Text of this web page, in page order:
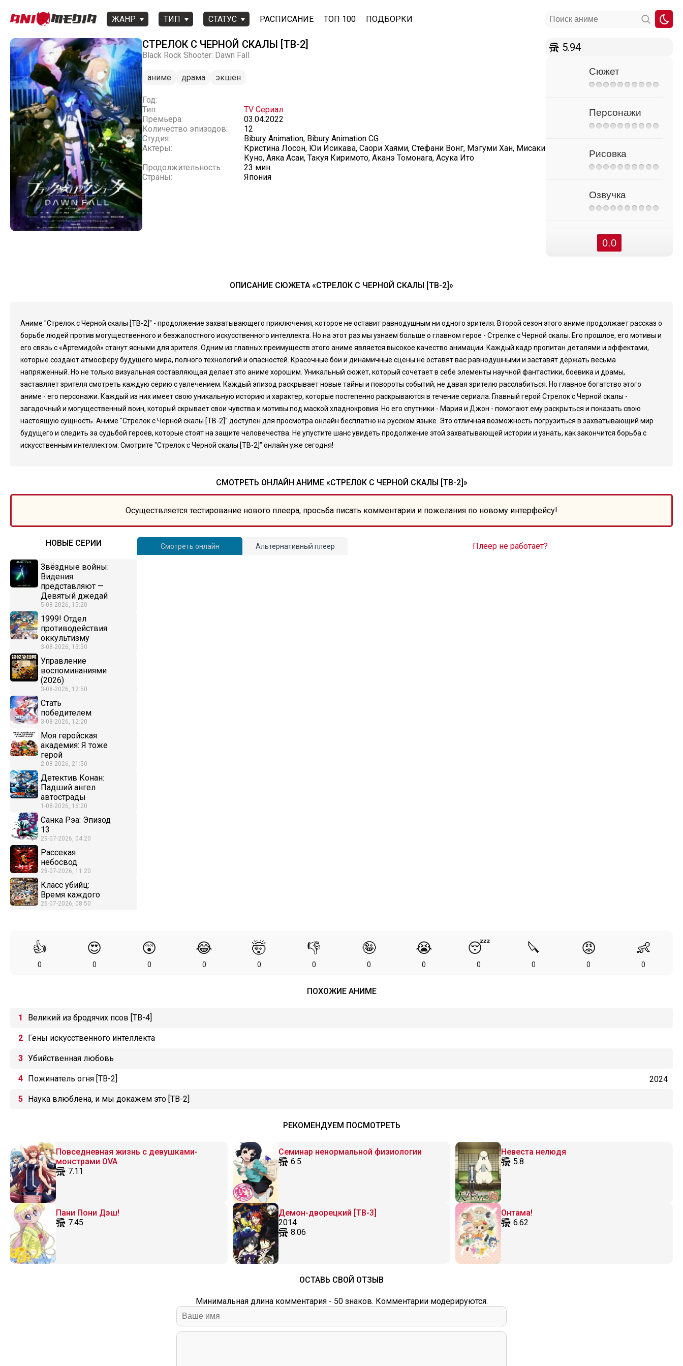
ЖАНР ТИП СТАТУС РАСПИСАНИЕ ТОП 100 ПОДБОРКИ
СТРЕЛОК С ЧЕРНОЙ СКАЛЫ [ТВ-2]
Black Rock Shooter: Dawn Fall
аниме драма экшен
Год:
Тип:
TV Сериал
Премьера:
03.04.2022
Количество эпизодов:
12
Студия:
Bibury Animation, Bibury Animation CG
Актеры:
Кристина Лосон, Юи Исикава, Саори Хаями, Стефани Вонг, Мэгуми Хан, Мисаки
Куно, Аяка Асаи, Такуя Киримото, Аканэ Томонага, Асука Ито
Продолжительность:
23 мин.
Страны:
Япония
5.94
Сюжет
Персонажи
Рисовка
Озвучка
0.0
ОПИСАНИЕ СЮЖЕТА «СТРЕЛОК С ЧЕРНОЙ СКАЛЫ [ТВ-2]»
Аниме "Стрелок с Черной скалы [ТВ-2]" - продолжение захватывающего приключения, которое не оставит равнодушным ни одного зрителя. Второй сезон этого аниме продолжает рассказ о
борьбе людей против могущественного и безжалостного искусственного интеллекта. Но на этот раз мы узнаем больше о главном герое - Стрелке с Черной скалы. Его прошлое, его мотивы и
его связь с «Артемидой» станут ясными для зрителя. Одним из главных преимуществ этого аниме является высокое качество анимации. Каждый кадр пропитан деталями и эффектами,
которые создают атмосферу будущего мира, полного технологий и опасностей. Красочные бои и динамичные сцены не оставят вас равнодушными и заставят держать весьма
напряженный. Но не только визуальная составляющая делает это аниме хорошим. Уникальный сюжет, который сочетает в себе элементы научной фантастики, боевика и драмы,
заставляет зрителя смотреть каждую серию с увлечением. Каждый эпизод раскрывает новые тайны и повороты событий, не давая зрителю расслабиться. Но главное богатство этого
аниме - его персонажи. Каждый из них имеет свою уникальную историю и характер, которые постепенно раскрываются в течение сериала. Главный герой Стрелок с Черной скалы -
загадочный и могущественный воин, который скрывает свои чувства и мотивы под маской хладнокровия. Но его спутники - Мария и Джон - помогают ему раскрыться и показать свою
настоящую сущность. Аниме "Стрелок с Черной скалы [ТВ-2]" доступен для просмотра онлайн бесплатно на русском языке. Это отличная возможность погрузиться в захватывающий мир
будущего и следить за судьбой героев, которые стоят на защите человечества. Не упустите шанс увидеть продолжение этой захватывающей истории и узнать, как закончится борьба с
искусственным интеллектом. Смотрите "Стрелок с Черной скалы [ТВ-2]" онлайн уже сегодня!
СМОТРЕТЬ ОНЛАЙН АНИМЕ «СТРЕЛОК С ЧЕРНОЙ СКАЛЫ [ТВ-2]»
Осуществляется тестирование нового плеера, просьба писать комментарии и пожелания по новому интерфейсу!
НОВЫЕ СЕРИИ
Звёздные войны:
Видения
представляют —
Девятый джедай
5-08-2026, 15:20
1999! Отдел
противодействия
оккультизму
3-08-2026, 13:50
Управление
воспоминаниями
(2026)
3-08-2026, 12:50
Стать
победителем
3-08-2026, 12:20
Моя геройская
академия: Я тоже
герой
2-08-2026, 21:50
Детектив Конан:
Падший ангел
автострады
1-08-2026, 16:20
Санка Рэа: Эпизод
13
29-07-2026, 04:20
Рассекая
небосвод
28-07-2026, 11:20
Класс убийц:
Время каждого
26-07-2026, 08:50
Смотреть онлайн Альтернативный плеер Плеер не работает?
👍
0
😍
0
😲
0
😂
0
🤯
0
👎
0
🤪
0
😭
0
😴
0
🔪
0
😡
0
👶
0
ПОХОЖИЕ АНИМЕ
Великий из бродячих псов [ТВ-4]
Гены искусственного интеллекта
Убийственная любовь
Пожинатель огня [ТВ-2] 2024
Наука влюблена, и мы докажем это [ТВ-2]
РЕКОМЕНДУЕМ ПОСМОТРЕТЬ
Повседневная жизнь с девушками-
монстрами OVA
7.11
Семинар ненормальной физиологии
6.5
Невеста нелюдя
5.8
Пани Пони Дэш!
7.45
Демон-дворецкий [ТВ-3]
2014
8.06
Онтама!
6.62
ОСТАВЬ СВОЙ ОТЗЫВ
Минимальная длина комментария - 50 знаков. Комментарии модерируются.